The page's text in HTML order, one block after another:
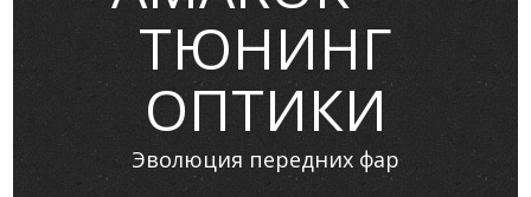
ТЮНИНГ
ОПТИКИ
Эволюция передних фар